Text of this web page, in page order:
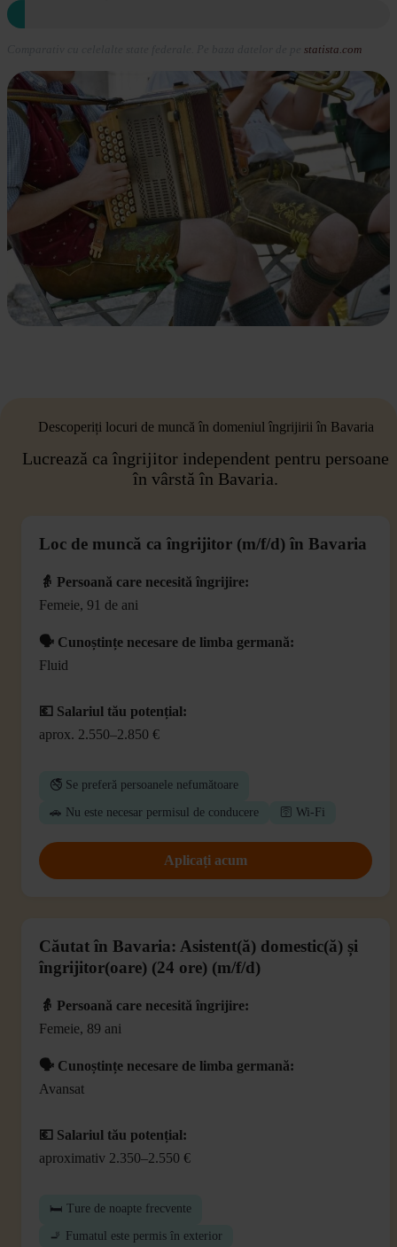
statista.com
Descoperiți locuri de muncă în domeniul îngrijirii în Bavaria
Lucrează ca îngrijitor independent pentru persoane
în vârstă în Bavaria.
Loc de muncă ca îngrijitor (m/f/d) în Bavaria
👵 Persoană care necesită îngrijire:
Femeie, 91 de ani
🗣️ Cunoștințe necesare de limba germană:
Fluid
💶 Salariul tău potențial:
aprox. 2.550–2.850 €
🚭 Se preferă persoanele nefumătoare
🚗 Nu este necesar permisul de conducere 🛜 Wi-Fi
Aplicați acum
Căutat în Bavaria: Asistent(ă) domestic(ă) și
îngrijitor(oare) (24 ore) (m/f/d)
👵 Persoană care necesită îngrijire:
Femeie, 89 ani
🗣️ Cunoștințe necesare de limba germană:
Avansat
💶 Salariul tău potențial:
aproximativ 2.350–2.550 €
🛏️ Ture de noapte frecvente
🚬 Fumatul este permis în exterior